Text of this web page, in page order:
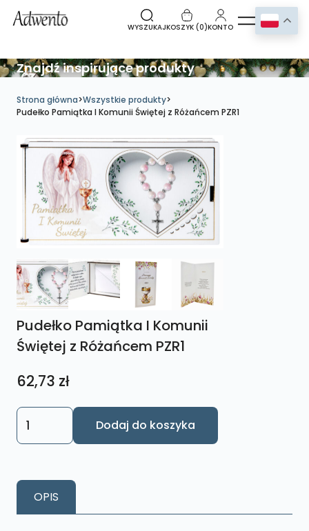
WYSZUKAJKOSZYK (0)KONTO
Znajdź inspirujące produkty
Strona główna>Wszystkie produkty>
Pudełko Pamiątka I Komunii Świętej z Różańcem PZR1
Pudełko Pamiątka I Komunii
Świętej z Różańcem PZR1
62,73 zł
ilość
Pudełko
Komunii
Świętej
Dodaj do koszyka
OPIS